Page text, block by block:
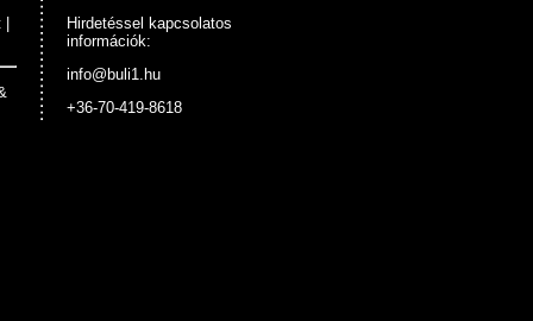
Hirdetéssel kapcsolatos
információk:
info@buli1.hu
+36-70-419-8618